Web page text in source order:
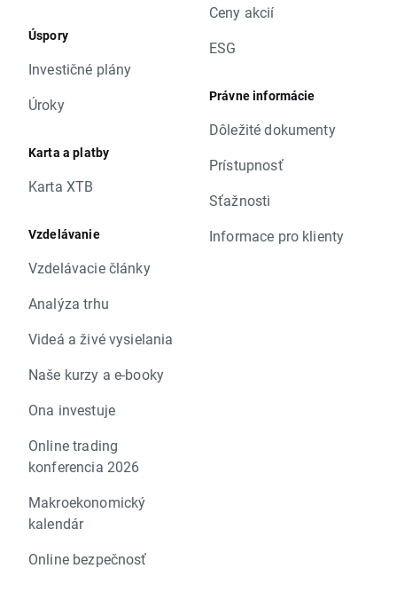
Úspory
Investičné plány
Úroky
Karta a platby
Karta XTB
Vzdelávanie
Vzdelávacie články
Analýza trhu
Videá a živé vysielania
Naše kurzy a e-booky
Ona investuje
Online trading
konferencia 2026
Makroekonomický
kalendár
Online bezpečnosť
Ceny akcií
ESG
Právne informácie
Dôležité dokumenty
Prístupnosť
Sťažnosti
Informace pro klienty